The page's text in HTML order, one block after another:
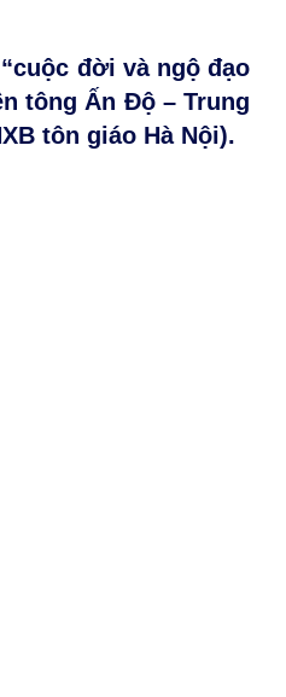
đời và ngộ đạo
tông Ấn Độ – Trung
tôn giáo Hà Nội).